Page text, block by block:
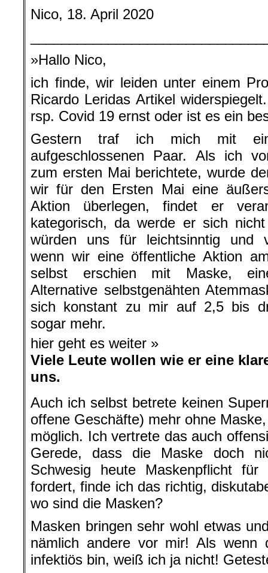
Nico, 18. April 2020
»Hallo Nico,
ich finde, wir leiden unter einem
Ricardo Leridas Artikel
rsp. Covid 19 ernst oder ist es ein
Gestern traf ich mich mit
aufgeschlossenen Paar. Als ich
zum ersten Mai berichtete, wurde
wir für den Ersten Mai eine
Aktion überlegen, findet er
kategorisch, da werde er sich
würden uns für leichtsinntig und
wenn wir eine öffentliche Aktion
selbst erschien mit Maske,
Alternative selbstgenähten
sich konstant zu mir auf 2,5 bis
sogar mehr.
hier geht es weiter »
Viele Leute wollen wie er eine
uns.
Auch ich selbst betrete keinen
offene Geschäfte) mehr ohne
möglich. Ich vertrete das auch
Gerede, dass die Maske doch
Schwesig heute Maskenpflicht
fordert, finde ich das richtig,
wo sind die Masken?
Masken bringen sehr wohl etwas
nämlich andere vor mir! Als wenn
infektiös bin, weiß ich ja nicht!